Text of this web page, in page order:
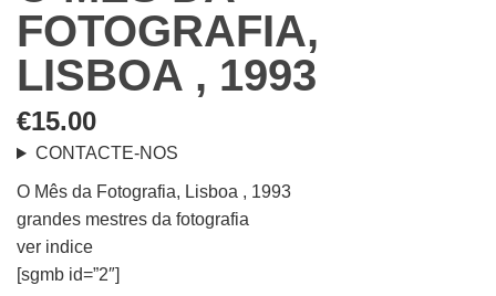
FOTOGRAFIA,
LISBOA , 1993
€15.00
CONTACTE-NOS
O Mês da Fotografia, Lisboa , 1993
grandes mestres da fotografia
ver indice
[sgmb id=”2″]